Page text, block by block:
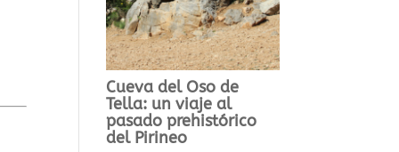
Cueva del Oso de
Tella: un viaje al
pasado prehistórico
del Pirineo